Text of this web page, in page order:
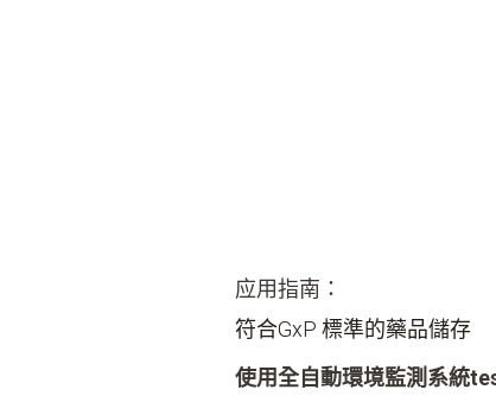
应用指南：
符合GxP 標準的藥品儲存
使用全自動環境監測系統